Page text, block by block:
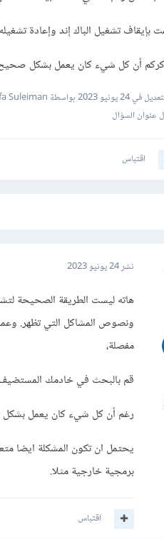
بإيقاف تشغيل الباك إند وإعادة
أن كل شيء كان يعمل بشكل صحيح
في24 يونيو 2023
بواسطة Mustafa Suleiman
عنوان السؤال
اقتباس
نشر24 يونيو 2023
مفصلة،
قم بالبحث في خادمك
رغم أن كل شيء كان يعمل بشكل صحيح،
يحتمل ان تكون المشكلة ايضا
برمجية خارجية مثلا.
اقتباس